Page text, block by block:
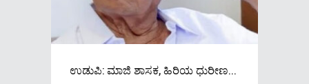
ಉಡುಪಿ: ಮಾಜಿ ಶಾಸಕ, ಹಿರಿಯ ಧುರೀಣ...